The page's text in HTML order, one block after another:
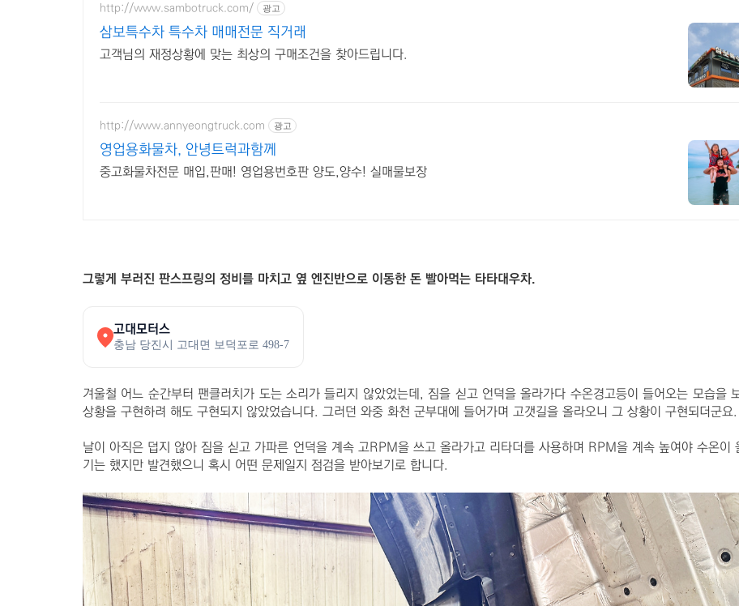
http://www.sambotruck.com/ 광고
삼보특수차 특수차 매매전문 직거래
고객님의 재정상황에 맞는 최상의 구매조건을 찾아드립니다.
http://www.annyeongtruck.com 광고
영업용화물차, 안녕트럭과함께
중고화물차전문 매입,판매! 영업용번호판 양도,양수! 실매물보장
그렇게 부러진 판스프링의 정비를 마치고 옆 엔진반으로 이동한 돈 빨아먹는 타타대우차.
고대모터스
충남 당진시 고대면 보덕포로 498-7
겨울철 어느 순간부터 팬클러치가 도는 소리가 들리지 않았었는데, 짐을 싣고 언덕을 올라가다 수온경고등이 들어오는 모습을
상황을 구현하려 해도 구현되지 않았었습니다. 그러던 와중 화천 군부대에 들어가며 고갯길을 올라오니 그 상황이 구현되더군요.
날이 아직은 덥지 않아 짐을 싣고 가파른 언덕을 계속 고RPM을 쓰고 올라가고 리타더를 사용하며 RPM을 계속 높여야 수온이
기는 했지만 발견했으니 혹시 어떤 문제일지 점검을 받아보기로 합니다.